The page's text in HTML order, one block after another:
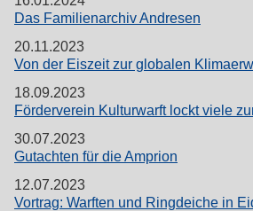
Das Familienarchiv Andresen
20.11.2023
Von der Eiszeit zur globalen
18.09.2023
Förderverein Kulturwarft lockt viele
30.07.2023
Gutachten für die Amprion
12.07.2023
Vortrag: Warften und Ringdeiche in